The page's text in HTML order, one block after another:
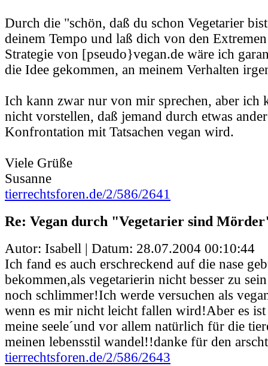
Durch die "schön, daß du schon Vegetarier
deinem Tempo und laß dich von den
Strategie von [pseudo}vegan.de wäre ich
die Idee gekommen, an meinem Verhalten
Ich kann zwar nur von mir sprechen, aber ich
nicht vorstellen, daß jemand durch etwas
Konfrontation mit Tatsachen vegan wird.
Viele Grüße
Susanne
tierrechtsforen.de/2/586/2641
Re: Vegan durch "Vegetarier sind
Autor: Isabell | Datum: 28.07.2004 00:10:44
Ich fand es auch erschreckend auf die nase
bekommen,als vegetarierin nicht besser zu
noch schlimmer!Ich werde versuchen als
wenn es mir nicht leicht fallen wird!Aber es
meine seele´und vor allem natürlich für die
meinen lebensstil wandel!!danke für den
tierrechtsforen.de/2/586/2643